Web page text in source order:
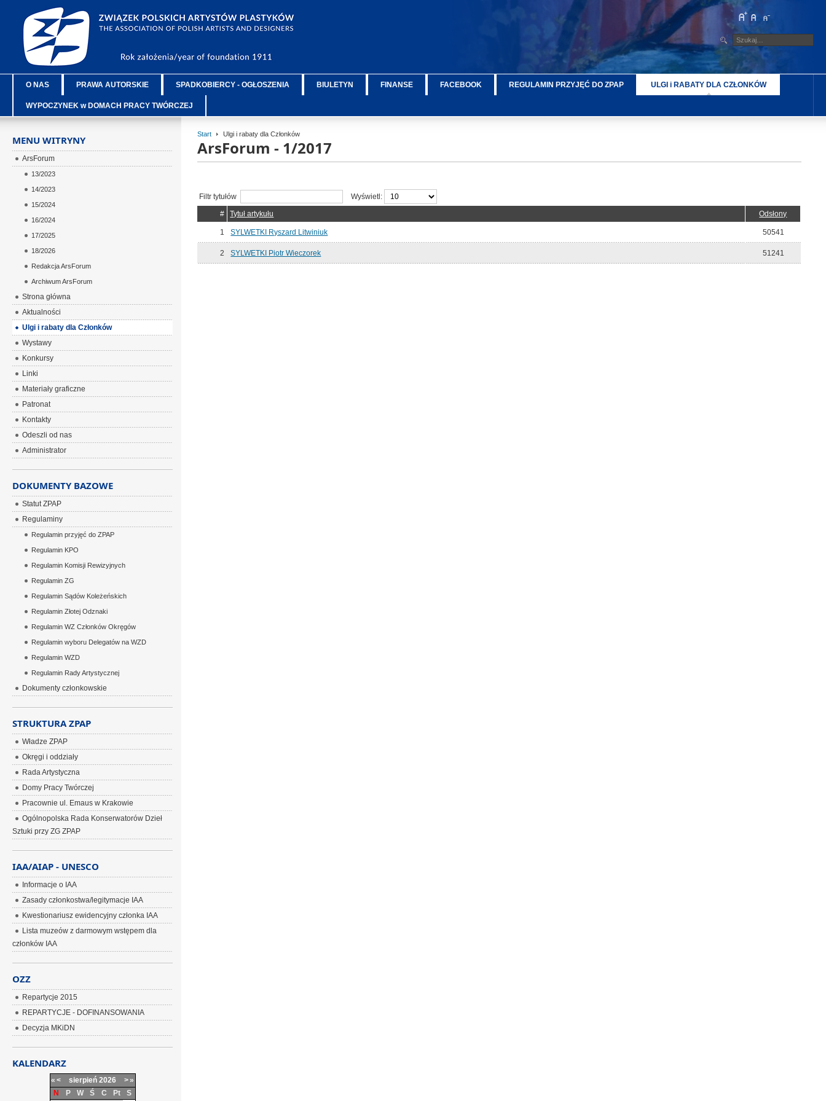
O NAS PRAWA AUTORSKIE SPADKOBIERCY - OGŁOSZENIA BIULETYN FINANSE FACEBOOK REGULAMIN PRZYJĘĆ DO ZPAP ULGI i RABATY DLA CZŁONKÓW
WYPOCZYNEK w DOMACH PRACY TWÓRCZEJ
Start Ulgi i rabaty dla Członków
ArsForum - 1/2017
Filtr tytułów
Wyświetl:
#
Tytuł artykułu Odsłony
1 SYLWETKI Ryszard Litwiniuk 50541
2 SYLWETKI Piotr Wieczorek 51241
MENU WITRYNY
ArsForum
13/2023
14/2023
15/2024
16/2024
17/2025
18/2026
Redakcja ArsForum
Archiwum ArsForum
Strona główna
Aktualności
Ulgi i rabaty dla Członków
Wystawy
Konkursy
Linki
Materiały graficzne
Patronat
Kontakty
Odeszli od nas
Administrator
DOKUMENTY BAZOWE
Statut ZPAP
Regulaminy
Regulamin przyjęć do ZPAP
Regulamin KPO
Regulamin Komisji Rewizyjnych
Regulamin ZG
Regulamin Sądów Koleżeńskich
Regulamin Złotej Odznaki
Regulamin WZ Członków Okręgów
Regulamin wyboru Delegatów na WZD
Regulamin WZD
Regulamin Rady Artystycznej
Dokumenty członkowskie
STRUKTURA ZPAP
Władze ZPAP
Okręgi i oddziały
Rada Artystyczna
Domy Pracy Twórczej
Pracownie ul. Emaus w Krakowie
Ogólnopolska Rada Konserwatorów Dzieł
Sztuki przy ZG ZPAP
IAA/AIAP - UNESCO
Informacje o IAA
Zasady członkostwa/legitymacje IAA
Kwestionariusz ewidencyjny członka IAA
Lista muzeów z darmowym wstępem dla
członków IAA
OZZ
Repartycje 2015
REPARTYCJE - DOFINANSOWANIA
Decyzja MKiDN
KALENDARZ
« < sierpień 2026 >»
N
P W Ś C Pt
S